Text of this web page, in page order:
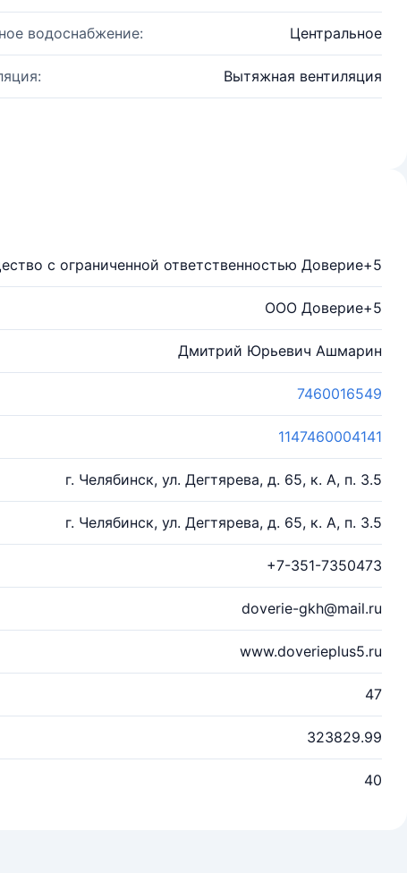
водоснабжение: Центральное
Вытяжная вентиляция
с ограниченной ответственностью Доверие+5
ООО Доверие+5
Дмитрий Юрьевич Ашмарин
7460016549
1147460004141
г. Челябинск, ул. Дегтярева, д. 65, к. А, п. 3.5
г. Челябинск, ул. Дегтярева, д. 65, к. А, п. 3.5
+7-351-7350473
doverie-gkh@mail.ru
www.doverieplus5.ru
47
323829.99
40